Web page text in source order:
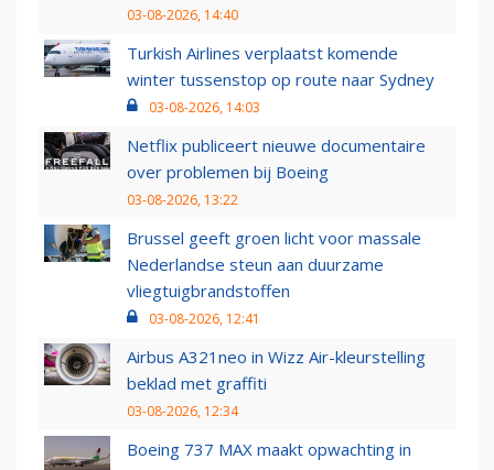
03-08-2026, 14:40
Turkish Airlines verplaatst komende
winter tussenstop op route naar Sydney
03-08-2026, 14:03
Netflix publiceert nieuwe documentaire
over problemen bij Boeing
03-08-2026, 13:22
Brussel geeft groen licht voor massale
Nederlandse steun aan duurzame
vliegtuigbrandstoffen
03-08-2026, 12:41
Airbus A321neo in Wizz Air-kleurstelling
beklad met graffiti
03-08-2026, 12:34
Boeing 737 MAX maakt opwachting in